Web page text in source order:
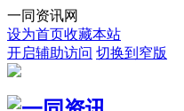
一同资讯网
设为首页收藏本站
开启辅助访问 切换到窄版